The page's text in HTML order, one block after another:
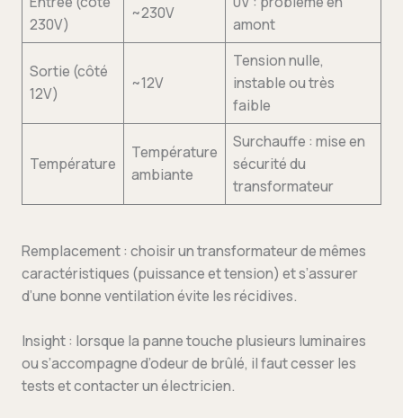
230V)
~230V
amont
Sortie (côté
12V)
~12V
Tension nulle,
instable ou très
faible
Température
Température
ambiante
Surchauffe : mise en
sécurité du
transformateur
Remplacement : choisir un transformateur de mêmes
caractéristiques (puissance et tension) et s’assurer
d’une bonne ventilation évite les récidives.
Insight : lorsque la panne touche plusieurs luminaires
ou s’accompagne d’odeur de brûlé, il faut cesser les
tests et contacter un électricien.